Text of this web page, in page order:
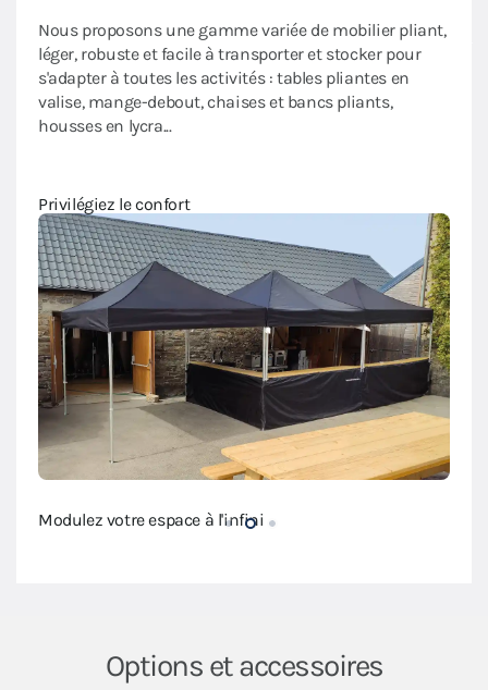
Modulez votre espace à l'infini
Nous proposons une gamme variée de mobilier pliant,
léger, robuste et facile à transporter et stocker pour
s'adapter à toutes les activités : tables pliantes en
valise, mange-debout, chaises et bancs pliants,
housses en lycra...
Privilégiez le confort
Options et accessoires